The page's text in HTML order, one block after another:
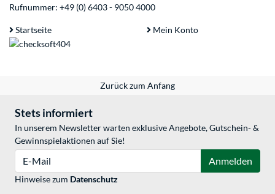
Rufnummer: +49 (0) 6403 - 9050 4000
Startseite Mein Konto
Zurück zum Anfang
Stets informiert
In unserem Newsletter warten exklusive Angebote, Gutschein- &
Gewinnspielaktionen auf Sie!
Anmelden
Hinweise zum Datenschutz